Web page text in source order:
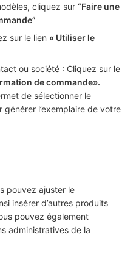
cliquez sur “Faire une
sur le lien « Utiliser le
ou société : Cliquez sur le
de commande».
de sélectionner le
générer l’exemplaire de votre
pouvez ajuster le
insérer d’autres produits
pouvez également
administratives de la